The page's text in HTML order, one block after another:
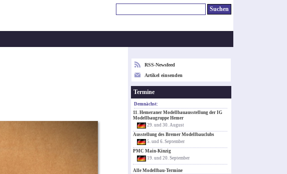
RSS-Newsfeed
Artikel einsenden
Termine
Demnächst:
11. Hemeraner Modellbauausstellung der IG
Modellbaugruppe Hemer
29. und 30. August
Ausstellung des Bremer Modellbauclubs
5. und 6. September
PMC Main-Kinzig
19. und 20. September
Alle Modellbau-Termine